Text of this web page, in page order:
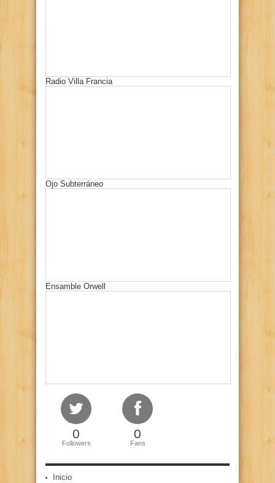
Radio Villa Francia
Ojo Subterráneo
Ensamble Orwell
0
Followers
0
Fans
Inicio